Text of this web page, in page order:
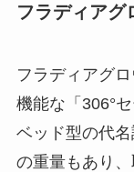
フラディアグ
フラディアグ
機能な「306°
ベッド型の代
の重量もあり